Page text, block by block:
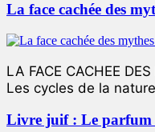
La face cachée des
LA FACE CACHEE
Les cycles de la
Livre juif : Le parfum